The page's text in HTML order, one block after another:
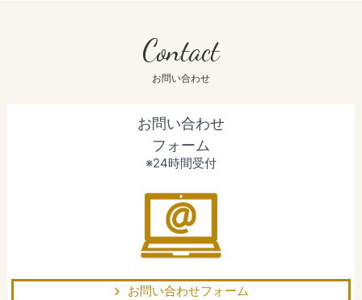
Contact
お問い合わせ
お問い合わせ
フォーム
※24時間受付
お問い合わせフォーム